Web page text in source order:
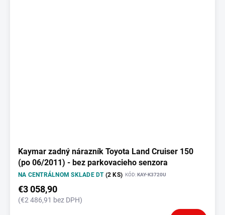
Kaymar zadný nárazník Toyota Land Cruiser 150
(po 06/2011) - bez parkovacieho senzora
NA CENTRÁLNOM SKLADE DT (2 KS) KÓD: KAY-K3720U
€3 058,90
(€2 486,91 bez DPH)